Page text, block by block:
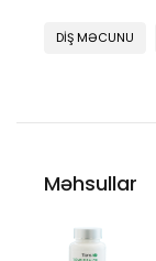
DIŞ MƏCUNU
Məhsullar